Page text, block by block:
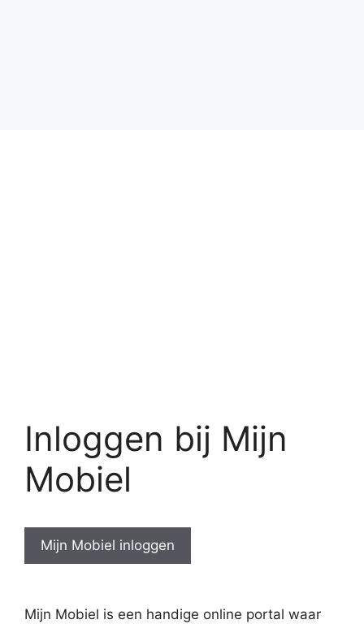
Inloggen bij Mijn
Mobiel
Mijn Mobiel inloggen
Mijn Mobiel is een handige online portal waar